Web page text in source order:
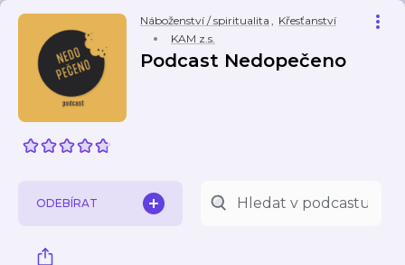
Náboženství / spiritualita , Křesťanství
KAM z.s.
Podcast Nedopečeno
ODEBÍRAT